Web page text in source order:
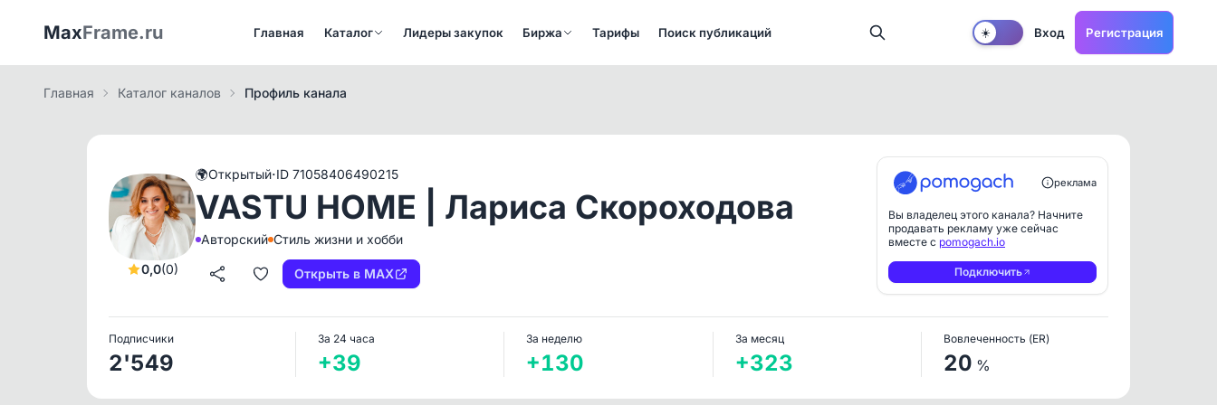
MaxFrame.ru Главная Каталог Лидеры закупок Биржа Тарифы Поиск публикаций ☀️ Вход Регистрация
Главная Каталог каналов Профиль канала
0,0(0)
🌍Открытый·ID 71058406490215
VASTU HOME | Лариса Скороходова
Авторский Стиль жизни и хобби
Открыть в MAX
реклама
Вы владелец этого канала? Начните
продавать рекламу уже сейчас
вместе с pomogach.io
Подключить
Подписчики
2'549
За 24 часа
+39
За неделю
+130
За месяц
+323
Вовлеченность (ER)
20 %